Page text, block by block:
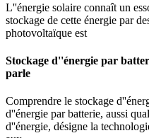
L''énergie solaire connaît un
stockage de cette énergie par
photovoltaïque est
Stockage d''énergie par
parle
Comprendre le stockage
d''énergie par batterie, aussi
d''énergie, désigne la